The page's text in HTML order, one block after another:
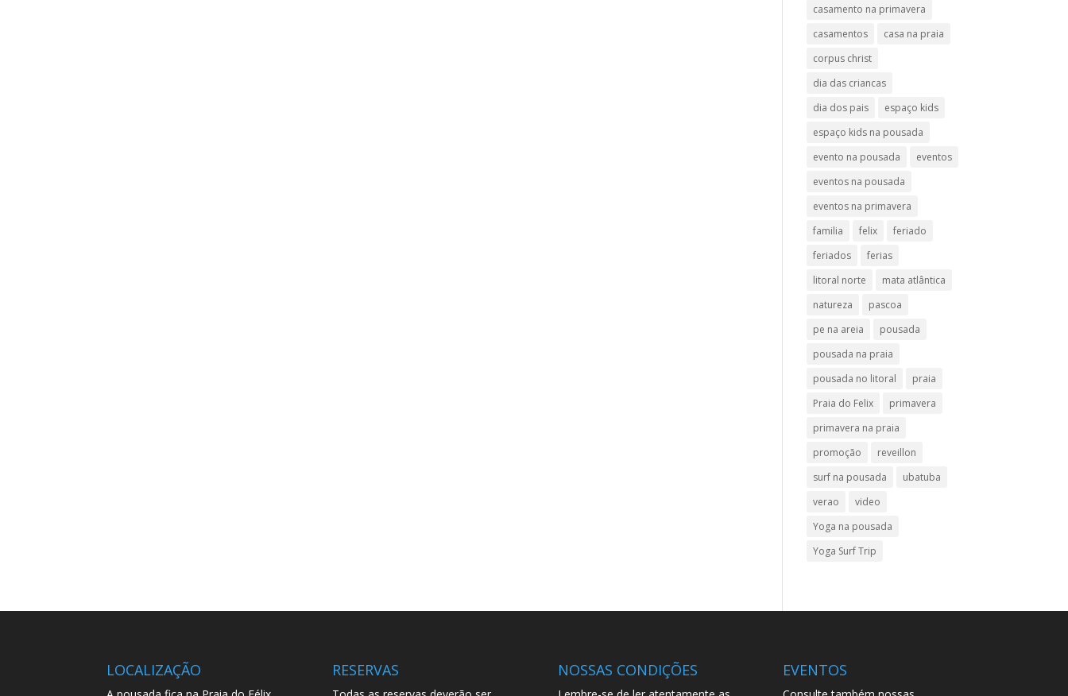
casamento na primavera
casamentos
casa na praia
corpus christ
dia das criancas
dia dos pais
espaço kids
espaço kids na pousada
evento na pousada
eventos
eventos na pousada
eventos na primavera
familia
felix
feriado
feriados
ferias
litoral norte
mata atlântica
natureza
pascoa
pe na areia
pousada
pousada na praia
pousada no litoral
praia
Praia do Felix
primavera
primavera na praia
promoção
reveillon
surf na pousada
ubatuba
verao
video
Yoga na pousada
Yoga Surf Trip
LOCALIZAÇÃO RESERVAS NOSSAS CONDIÇÕES EVENTOS